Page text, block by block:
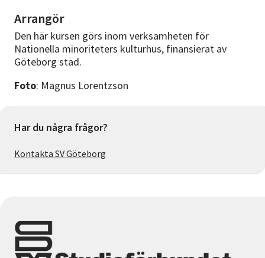
Arrangör
Den här kursen görs inom verksamheten för
Nationella minoriteters kulturhus, finansierat av
Göteborg stad.
Foto: Magnus Lorentzson
Har du några frågor?
Kontakta SV Göteborg